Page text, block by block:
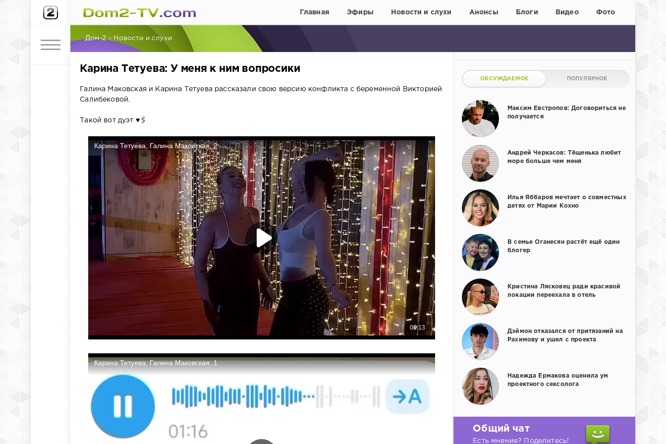
Главная Эфиры Новости и слухи Анонсы Блоги Видео Фото
Дом-2 » Новости и слухи
Карина Тетуева: У меня к ним вопросики
Галина Маковская и Карина Тетуева рассказали свою версию конфликта с беременной Викторией
Салибековой.
Такой вот дуэт ♥️🖇️
ОБСУЖДАЕМОЕ ПОПУЛЯРНОЕ
Максим Евстропов: Договориться не
получается
Андрей Черкасов: Тёщенька любит
море больше чем меня
Илья Яббаров мечтает о совместных
детях от Марии Кохно
В семье Оганесян растёт ещё один
блогер
Кристина Лясковец ради красивой
локации переехала в отель
Дэймон отказался от притязаний на
Рахимову и ушел с проекта
Надежда Ермакова оценила ум
проектного сексолога
Общий чат
Есть мнение? Поделитесь!